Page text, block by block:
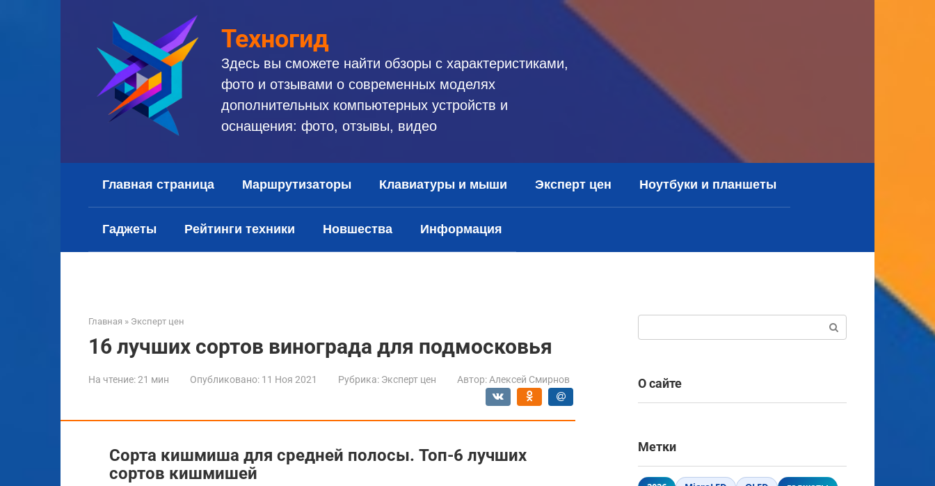
Техногид
Здесь вы сможете найти обзоры с характеристиками,
фото и отзывами о современных моделях
дополнительных компьютерных устройств и
оснащения: фото, отзывы, видео
Главная страница Маршрутизаторы Клавиатуры и мыши Эксперт цен Ноутбуки и планшеты
Гаджеты Рейтинги техники Новшества Информация
Главная » Эксперт цен
16 лучших сортов винограда для подмосковья
На чтение:21 мин Опубликовано: 11 Ноя 2021 Рубрика: Эксперт цен Автор: Алексей Смирнов
Сорта кишмиша для средней полосы. Топ-6 лучших
сортов кишмишей
О сайте
Метки